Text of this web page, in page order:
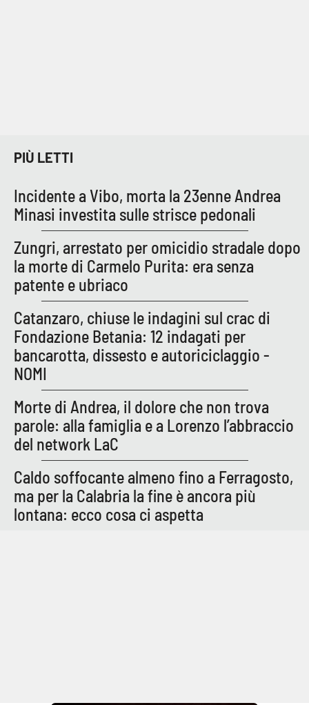
PIÙ LETTI
Incidente a Vibo, morta la 23enne Andrea
Minasi investita sulle strisce pedonali
Zungri, arrestato per omicidio stradale dopo
la morte di Carmelo Purita: era senza
patente e ubriaco
Catanzaro, chiuse le indagini sul crac di
Fondazione Betania: 12 indagati per
bancarotta, dissesto e autoriciclaggio -
NOMI
Morte di Andrea, il dolore che non trova
parole: alla famiglia e a Lorenzo l’abbraccio
del network LaC
Caldo soffocante almeno fino a Ferragosto,
ma per la Calabria la fine è ancora più
lontana: ecco cosa ci aspetta